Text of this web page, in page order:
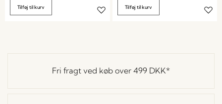
Tilføj til kurv Tilføj til kurv
Fri fragt ved køb over 499 DKK*